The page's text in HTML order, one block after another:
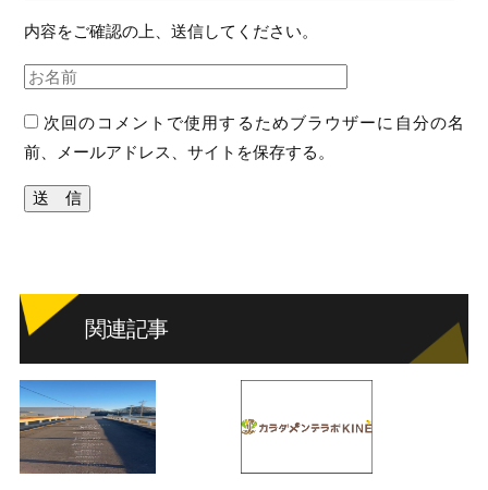
内容をご確認の上、送信してください。
次回のコメントで使用するためブラウザーに自分の名
前、メールアドレス、サイトを保存する。
関連記事